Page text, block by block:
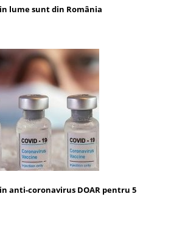
lume sunt din România
anti-coronavirus DOAR pentru 5